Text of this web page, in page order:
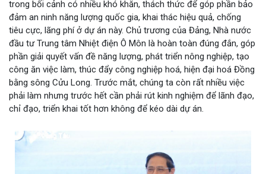
trong bối cảnh có nhiều khó khăn, thách thức để góp phần bảo
đảm an ninh năng lượng quốc gia, khai thác hiệu quả, chống
tiêu cực, lãng phí ở dự án này. Chủ trương của Đảng, Nhà nước
đầu tư Trung tâm Nhiệt điện Ô Môn là hoàn toàn đúng đắn, góp
phần giải quyết vấn đề năng lượng, phát triển nông nghiệp, tạo
công ăn việc làm, thúc đẩy công nghiệp hoá, hiện đại hoá Đồng
bằng sông Cửu Long. Trước mắt, chúng ta còn rất nhiều việc
phải làm nhưng trước hết cần phải rút kinh nghiệm để lãnh đạo,
chỉ đạo, triển khai tốt hơn không để kéo dài dự án.